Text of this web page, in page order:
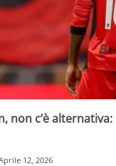
non c’è
12, 2026